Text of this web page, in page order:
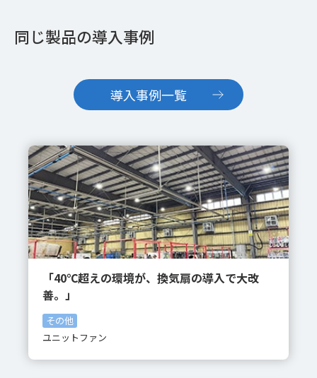
同じ製品の導入事例
導入事例一覧
「40℃超えの環境が、換気扇の導入で大改
善。」
その他
ユニットファン